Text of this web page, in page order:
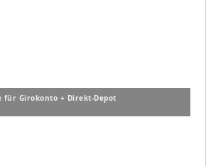
für Girokonto + Direkt-Depot